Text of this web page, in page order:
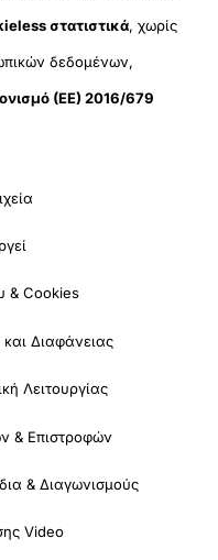
στατιστικά, χωρίς
δεδομένων,
(ΕΕ) 2016/679
& Cookies
Διαφάνειας
Λειτουργίας
& Επιστροφών
& Διαγωνισμούς
Video